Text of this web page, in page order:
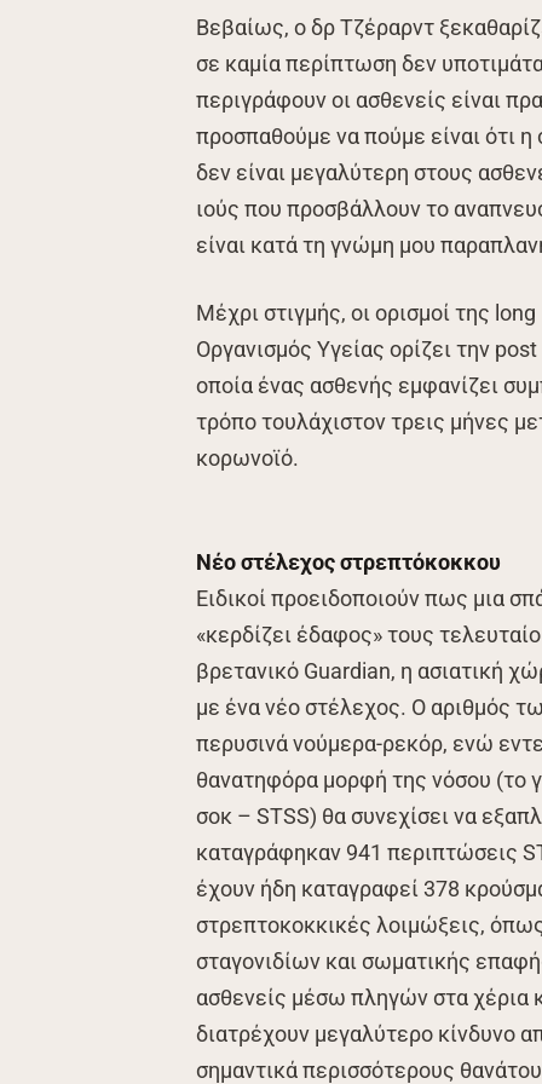
Βεβαίως, ο δρ Τζέραρντ
σε καμία περίπτωση δεν
περιγράφουν οι ασθενείς είναι
προσπαθούμε να πούμε είναι ότι
δεν είναι μεγαλύτερη στους
ιούς που προσβάλλουν το
είναι κατά τη γνώμη μου
Μέχρι στιγμής, οι ορισμοί της
Οργανισμός Υγείας ορίζει την
οποία ένας ασθενής εμφανίζει
τρόπο τουλάχιστον τρεις μήνες
κορωνοϊό.
Νέο στέλεχος στρεπτόκοκκου
Ειδικοί προειδοποιούν πως μια
«κερδίζει έδαφος» τους
βρετανικό Guardian, η ασιατική
με ένα νέο στέλεχος. Ο αριθμός
περυσινά νούμερα-ρεκόρ, ενώ
θανατηφόρα μορφή της νόσου (το
σοκ – STSS) θα συνεχίσει να
καταγράφηκαν 941 περιπτώσεις
έχουν ήδη καταγραφεί 378
στρεπτοκοκκικές λοιμώξεις,
σταγονιδίων και σωματικής
ασθενείς μέσω πληγών στα χέρια
διατρέχουν μεγαλύτερο κίνδυνο
σημαντικά περισσότερους